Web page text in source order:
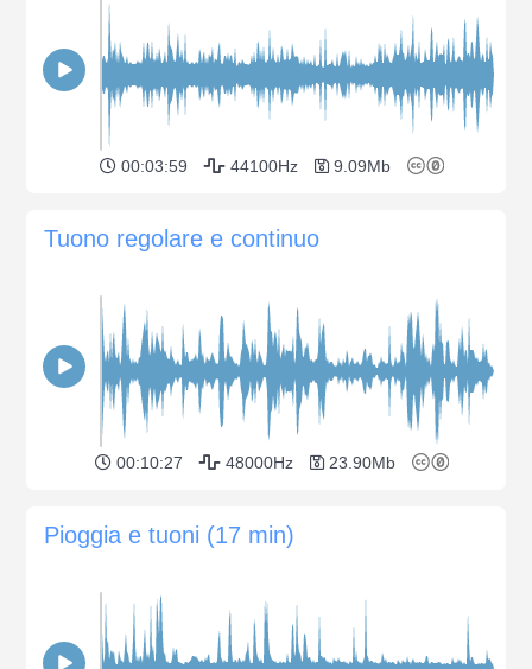
00:03:59 44100Hz 9.09Mb
Tuono regolare e continuo
00:10:27 48000Hz 23.90Mb
Pioggia e tuoni (17 min)